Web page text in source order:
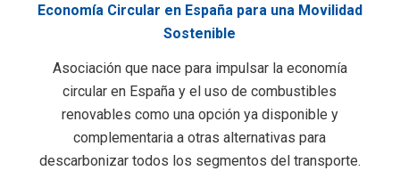
Economía Circular en España para una Movilidad
Sostenible
Asociación que nace para impulsar la economía
circular en España y el uso de combustibles
renovables como una opción ya disponible y
complementaria a otras alternativas para
descarbonizar todos los segmentos del transporte.